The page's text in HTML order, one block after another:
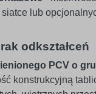
lub
odkształceń
PCV o
konstrukcyjną